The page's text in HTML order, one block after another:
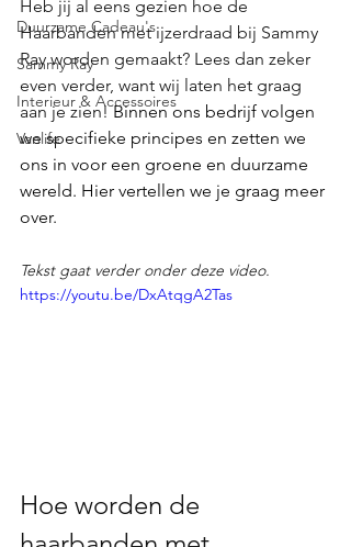
Duurzame Cadeau's
Sammy Ray
Interieur & Accessoires
Vanlife
Heb jij al eens gezien hoe de
Haarbanden met ijzerdraad bij Sammy
Ray worden gemaakt? Lees dan zeker
even verder, want wij laten het graag
aan je zien! Binnen ons bedrijf volgen
we specifieke principes en zetten we
ons in voor een groene en duurzame
wereld. Hier vertellen we je graag meer
over.
Tekst gaat verder onder deze video.
https://youtu.be/DxAtqgA2Tas
Hoe worden de